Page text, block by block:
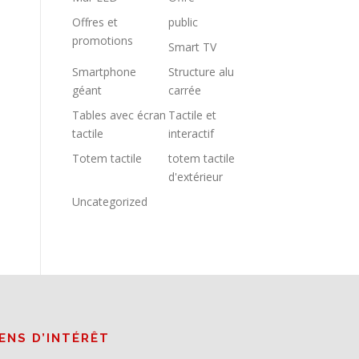
Offres et
promotions
public
Smart TV
Smartphone
géant
Structure alu
carrée
Tables avec écran
tactile
Tactile et
interactif
Totem tactile
totem tactile
d'extérieur
Uncategorized
D’INTÉRÊT